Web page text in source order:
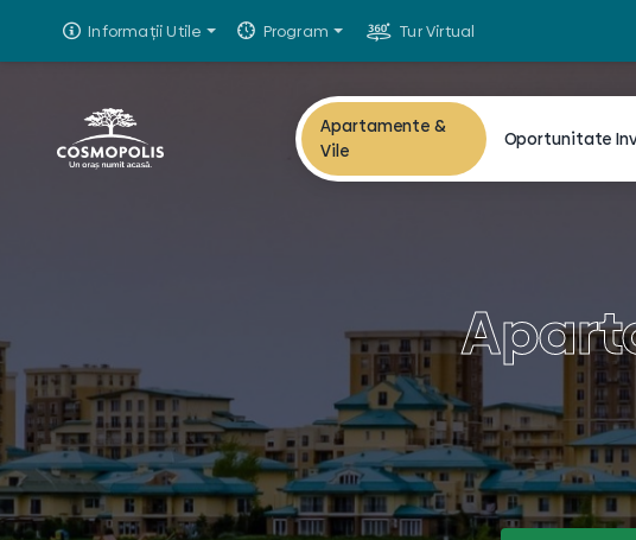
Informații Utile Program Tur Virtual
Apartamente &
Vile
Oportunitate